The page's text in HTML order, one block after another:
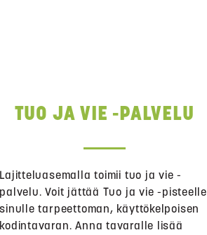
TUO JA VIE -PALVELU
Lajitteluasemalla toimii tuo ja vie -
palvelu. Voit jättää Tuo ja vie -pisteelle
sinulle tarpeettoman, käyttökelpoisen
kodintavaran. Anna tavaralle lisää